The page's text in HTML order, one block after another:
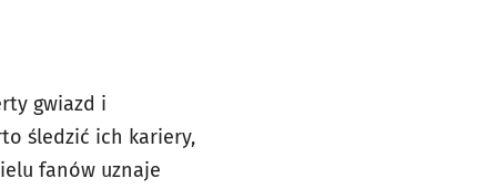
gwiazd i
śledzić ich kariery,
fanów uznaje